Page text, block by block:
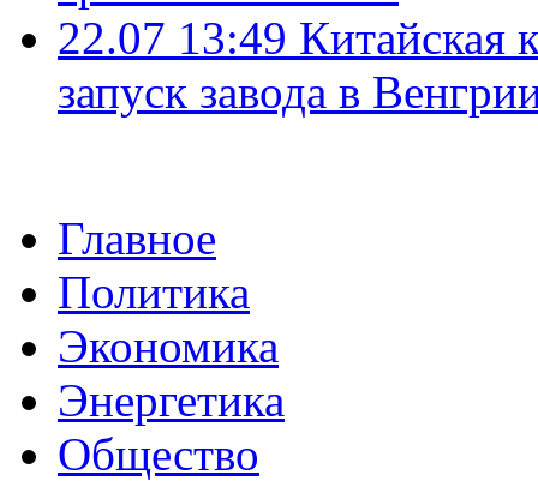
22.07 13:49 Китайская
запуск завода в
Главное
Политика
Экономика
Энергетика
Общество